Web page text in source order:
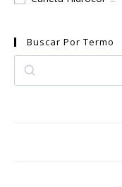
Buscar Por Termo